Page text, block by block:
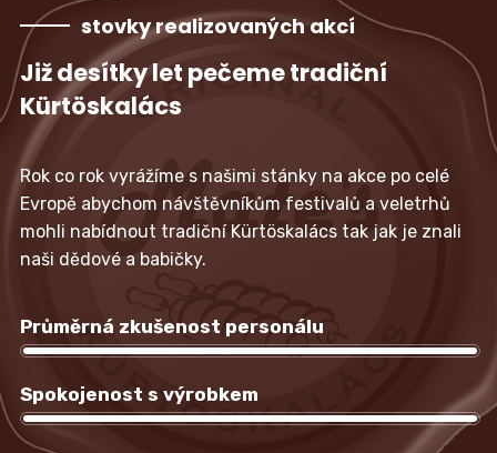
stovky realizovaných akcí
Již desítky let pečeme tradiční
Kürtöskalács
Rok co rok vyrážíme s našimi stánky na akce po celé
Evropě abychom návštěvníkům festivalů a veletrhů
mohli nabídnout tradiční Kürtöskalács tak jak je znali
naši dědové a babičky.
Průměrná zkušenost personálu
Spokojenost s výrobkem 100%